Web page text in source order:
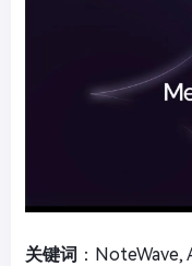
关键词 ：NoteWave,